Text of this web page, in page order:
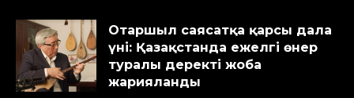
Отаршыл саясатқа қарсы дала
үні: Қазақстанда ежелгі өнер
туралы деректі жоба
жарияланды